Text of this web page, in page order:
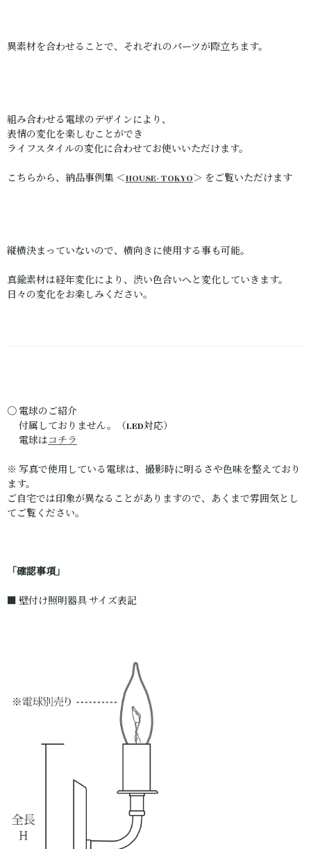
異素材を合わせることで、それぞれのパーツが際立ちます。
組み合わせる電球のデザインにより、
表情の変化を楽しむことができ
ライフスタイルの変化に合わせてお使いいただけます。
こちらから、納品事例集 ＜HOUSE- TOKYO＞ をご覧いただけます
縦横決まっていないので、横向きに使用する事も可能。
真鍮素材は経年変化により、渋い色合いへと変化していきます。
日々の変化をお楽しみください。
〇 電球のご紹介
付属しておりません。（LED対応）
電球はコチラ
※ 写真で使用している電球は、撮影時に明るさや色味を整えており
ます。
ご自宅では印象が異なることがありますので、あくまで雰囲気とし
てご覧ください。
「確認事項」
■ 壁付け照明器具 サイズ表記